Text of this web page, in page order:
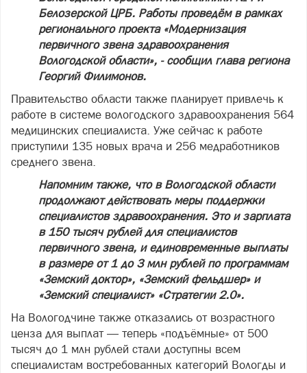
Белозерской ЦРБ. Работы проведём в рамках
регионального проекта «Модернизация
первичного звена здравоохранения
Вологодской области», - сообщил глава региона
Георгий Филимонов.
Правительство области также планирует привлечь к
работе в системе вологодского здравоохранения 564
медицинских специалиста. Уже сейчас к работе
приступили 135 новых врача и 256 медработников
среднего звена.
Напомним также, что в Вологодской области
продолжают действовать меры поддержки
специалистов здравоохранения. Это и зарплата
в 150 тысяч рублей для специалистов
первичного звена, и единовременные выплаты
в размере от 1 до 3 млн рублей по программам
«Земский доктор», «Земский фельдшер» и
«Земский специалист» «Стратегии 2.0».
На Вологодчине также отказались от возрастного
ценза для выплат — теперь «подъёмные» от 500
тысяч до 1 млн рублей стали доступны всем
специалистам востребованных категорий Вологды и